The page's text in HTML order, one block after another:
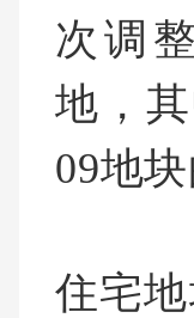
次调
地，
09地
住宅